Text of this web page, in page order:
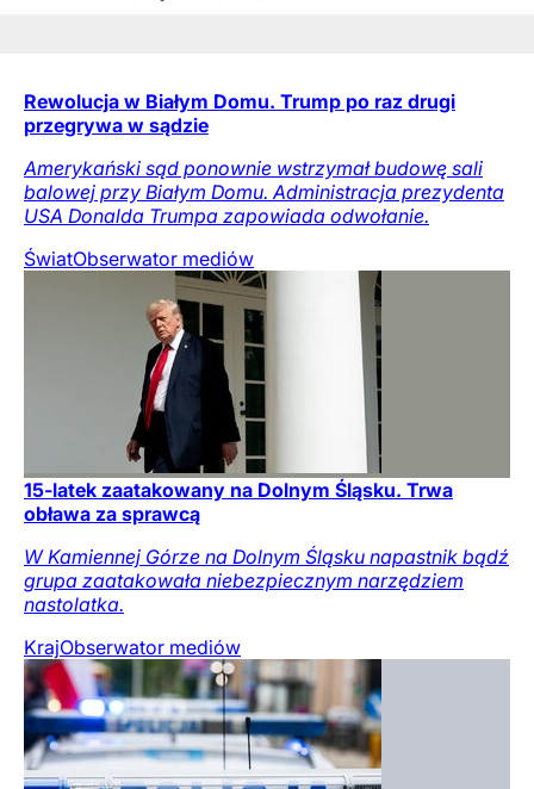
Rewolucja w Białym Domu. Trump po raz drugi
przegrywa w sądzie
Amerykański sąd ponownie wstrzymał budowę sali
balowej przy Białym Domu. Administracja prezydenta
USA Donalda Trumpa zapowiada odwołanie.
ŚwiatObserwator mediów
15-latek zaatakowany na Dolnym Śląsku. Trwa
obława za sprawcą
W Kamiennej Górze na Dolnym Śląsku napastnik bądź
grupa zaatakowała niebezpiecznym narzędziem
nastolatka.
KrajObserwator mediów